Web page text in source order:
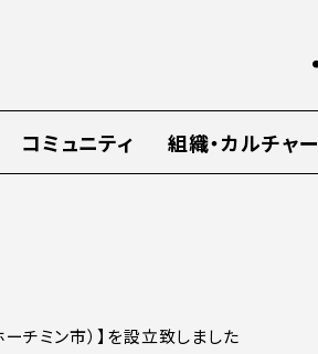
コミュニティ 組織・カルチャー
ミン市）】を設立致しました